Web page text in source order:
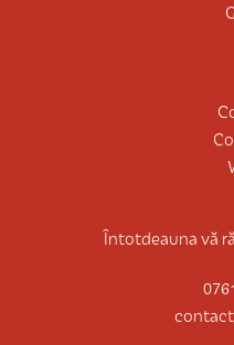
Întotdeauna vă